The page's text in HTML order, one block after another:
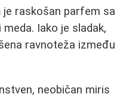
je raskošan parfem sa
Iako je sladak,
ravnoteža između
neobičan miris